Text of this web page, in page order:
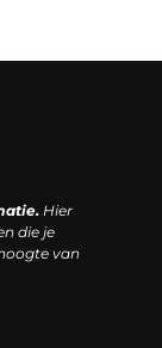
Hier
die je
van